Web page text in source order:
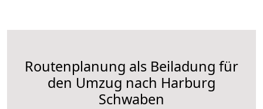
Routenplanung als Beiladung für
den Umzug nach Harburg
Schwaben